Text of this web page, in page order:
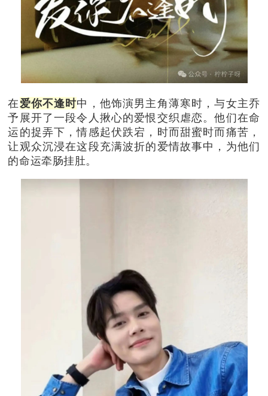
在爱你不逢时中，他饰演男主角薄寒时，与女主乔
予展开了一段令人揪心的爱恨交织虐恋。他们在命
运的捉弄下，情感起伏跌宕，时而甜蜜时而痛苦，
让观众沉浸在这段充满波折的爱情故事中，为他们
的命运牵肠挂肚。